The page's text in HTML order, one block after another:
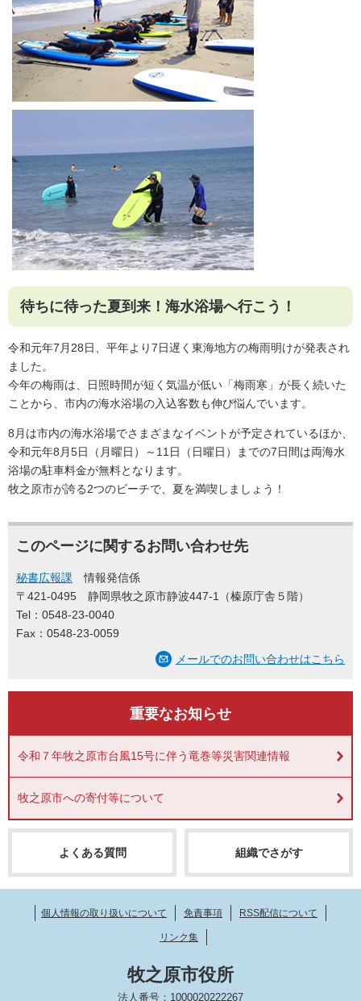
待ちに待った夏到来！海水浴場へ行こう！
令和元年7月28日、平年より7日遅く東海地方の梅雨明けが発表され
ました。
今年の梅雨は、日照時間が短く気温が低い「梅雨寒」が長く続いた
ことから、市内の海水浴場の入込客数も伸び悩んでいます。
8月は市内の海水浴場でさまざまなイベントが予定されているほか、
令和元年8月5日（月曜日）～11日（日曜日）までの7日間は両海水
浴場の駐車料金が無料となります。
牧之原市が誇る2つのビーチで、夏を満喫しましょう！
このページに関するお問い合わせ先
秘書広報課
情報発信係
〒421-0495
静岡県牧之原市静波447-1（榛原庁舎５階）
Tel：0548-23-0040
Fax：0548-23-0059
メールでのお問い合わせはこちら
重要なお知らせ
令和７年牧之原市台風15号に伴う竜巻等災害関連情報
牧之原市への寄付等について
よくある質問 組織でさがす
個人情報の取り扱いについて 免責事項 RSS配信について
リンク集
牧之原市役所
法人番号：1000020222267